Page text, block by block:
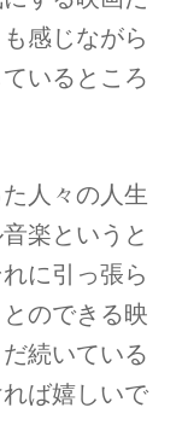
感じながら
いるところ
人々の人生
楽というと
に引っ張ら
のできる映
続いている
ば嬉しいで